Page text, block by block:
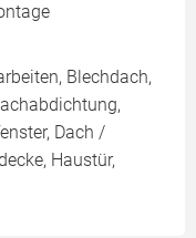
Blechdach,
Dach /
Haustür,